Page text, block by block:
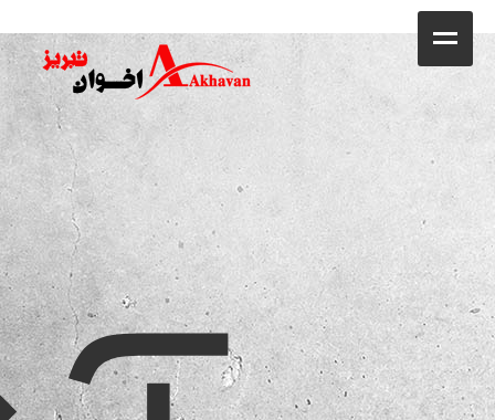
فروشگاه
محصولات
جشنواره فروش ویژه
کاتالوگ
گالری
وبلاگ